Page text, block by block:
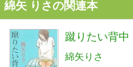
綿矢 りさの関連本
蹴りたい背中
綿矢りさ